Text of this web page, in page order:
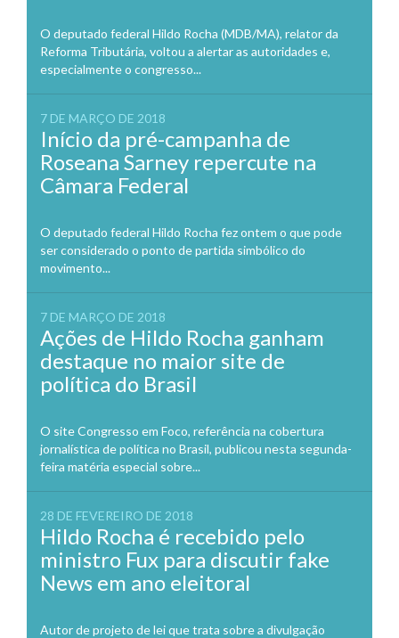
O deputado federal Hildo Rocha (MDB/MA), relator da
Reforma Tributária, voltou a alertar as autoridades e,
especialmente o congresso...
7 DE MARÇO DE 2018
Início da pré-campanha de
Roseana Sarney repercute na
Câmara Federal
O deputado federal Hildo Rocha fez ontem o que pode
ser considerado o ponto de partida simbólico do
movimento...
7 DE MARÇO DE 2018
Ações de Hildo Rocha ganham
destaque no maior site de
política do Brasil
O site Congresso em Foco, referência na cobertura
jornalística de política no Brasil, publicou nesta segunda-
feira matéria especial sobre...
28 DE FEVEREIRO DE 2018
Hildo Rocha é recebido pelo
ministro Fux para discutir fake
News em ano eleitoral
Autor de projeto de lei que trata sobre a divulgação